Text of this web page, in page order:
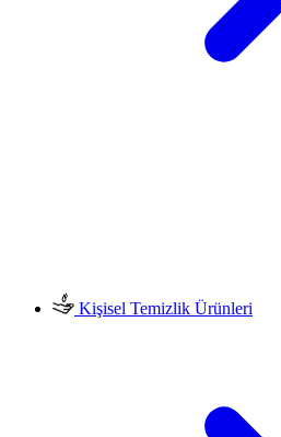
Kişisel Temizlik Ürünleri